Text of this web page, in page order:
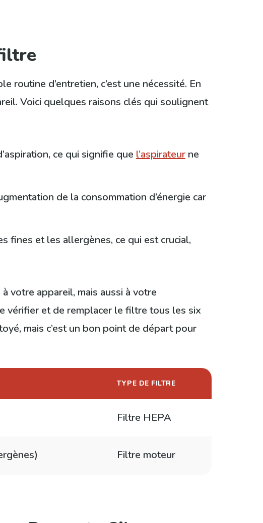
routine d’entretien, c’est une nécessité. En
Voici quelques raisons clés qui soulignent
ce qui signifie que l’aspirateurne
de la consommation d’énergie car
fines et les allergènes, ce qui est crucial,
votre appareil, mais aussi à votre
vérifier et de remplacer le filtre tous les six
mais c’est un bon point de départ pour
TYPE DE FILTRE
Filtre HEPA
Filtre moteur